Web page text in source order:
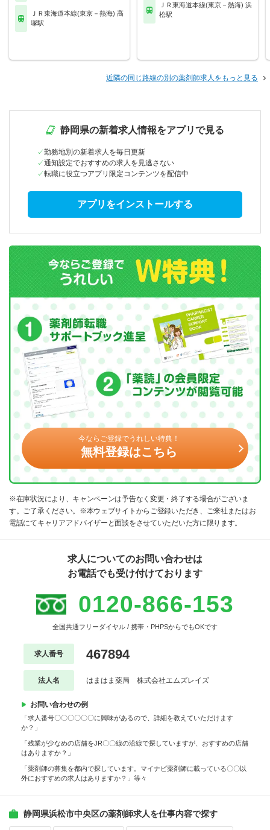
ＪＲ東海道本線(東京－熱海) 高
塚駅
ＪＲ東海道本線(東京－熱海) 浜
松駅
近隣の同じ路線の別の薬剤師求人をもっと見る
静岡県の新着求人情報をアプリで見る
勤務地別の新着求人を毎日更新
通知設定でおすすめの求人を見逃さない
転職に役立つアプリ限定コンテンツを配信中
アプリをインストールする
今ならご登録でうれしい特典！
無料登録はこちら
※在庫状況により、キャンペーンは予告なく変更・終了する場合がございま
す。ご了承ください。※本ウェブサイトからご登録いただき、ご来社またはお
電話にてキャリアアドバイザーと面談をさせていただいた方に限ります。
求人についてのお問い合わせは
お電話でも受け付けております
0120-866-153
全国共通フリーダイヤル / 携帯・PHPSからでもOKです
求人番号 467894
法人名 はまはま薬局 株式会社エムズレイズ
お問い合わせの例
「求人番号〇〇〇〇〇〇に興味があるので、詳細を教えていただけます
か？」
「残業が少なめの店舗をJR〇〇線の沿線で探していますが、おすすめの店舗
はありますか？」
「薬剤師の募集を都内で探しています。マイナビ薬剤師に載っている〇〇以
外におすすめの求人はありますか？」等々
静岡県浜松市中央区の薬剤師求人を仕事内容で探す